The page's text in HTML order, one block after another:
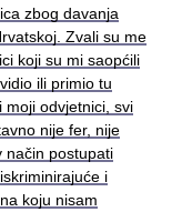
zbog davanja
Zvali su me
koji su mi saopćili
ili primio tu
moji odvjetnici, svi
nije fer, nije
način postupati
i
koju nisam